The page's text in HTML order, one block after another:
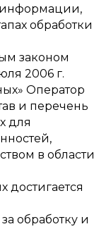
информации,
обработки
законом
2006 г.
Оператор
и перечень
для
в области
достигается
обработку и